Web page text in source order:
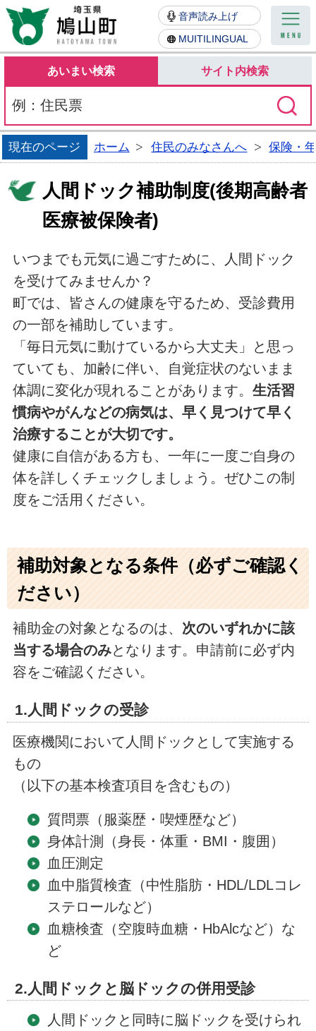
鳩山町
音声読み上げ
MUITILINGUAL
あいまい検索 サイト内検索
現在のページ ホーム 住民のみなさんへ 保険・
人間ドック補助制度(後期高齢者
医療被保険者)
いつまでも元気に過ごすために、人間ドック
を受けてみませんか？
町では、皆さんの健康を守るため、受診費用
の一部を補助しています。
「毎日元気に動けているから大丈夫」と思っ
ていても、加齢に伴い、自覚症状のないまま
体調に変化が現れることがあります。 生活習
慣病やがんなどの病気は、早く見つけて早く
治療することが大切です。
健康に自信がある方も、一年に一度ご自身の
体を詳しくチェックしましょう。ぜひこの制
度をご活用ください。
補助対象となる条件（必ずご確認く
ださい）
補助金の対象となるのは、 次のいずれかに該
当する場合のみとなります。申請前に必ず内
容をご確認ください。
1.人間ドックの受診
医療機関において人間ドックとして実施する
もの
（以下の基本検査項目を含むもの）
質問票（服薬歴・喫煙歴など）
身体計測（身長・体重・BMI・腹囲）
血圧測定
血中脂質検査（中性脂肪・HDL/LDLコレ
ステロールなど）
血糖検査（空腹時血糖・HbAlcなど）な
ど
2.人間ドックと脳ドックの併用受診
人間ドックと同時に脳ドックを受けられ